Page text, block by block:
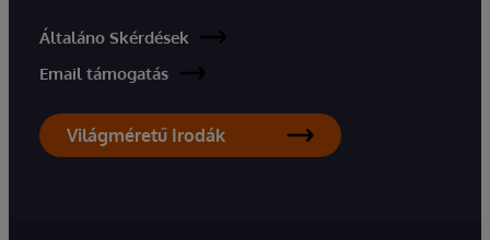
Általáno Skérdések
Email támogatás
Világméretű Irodák